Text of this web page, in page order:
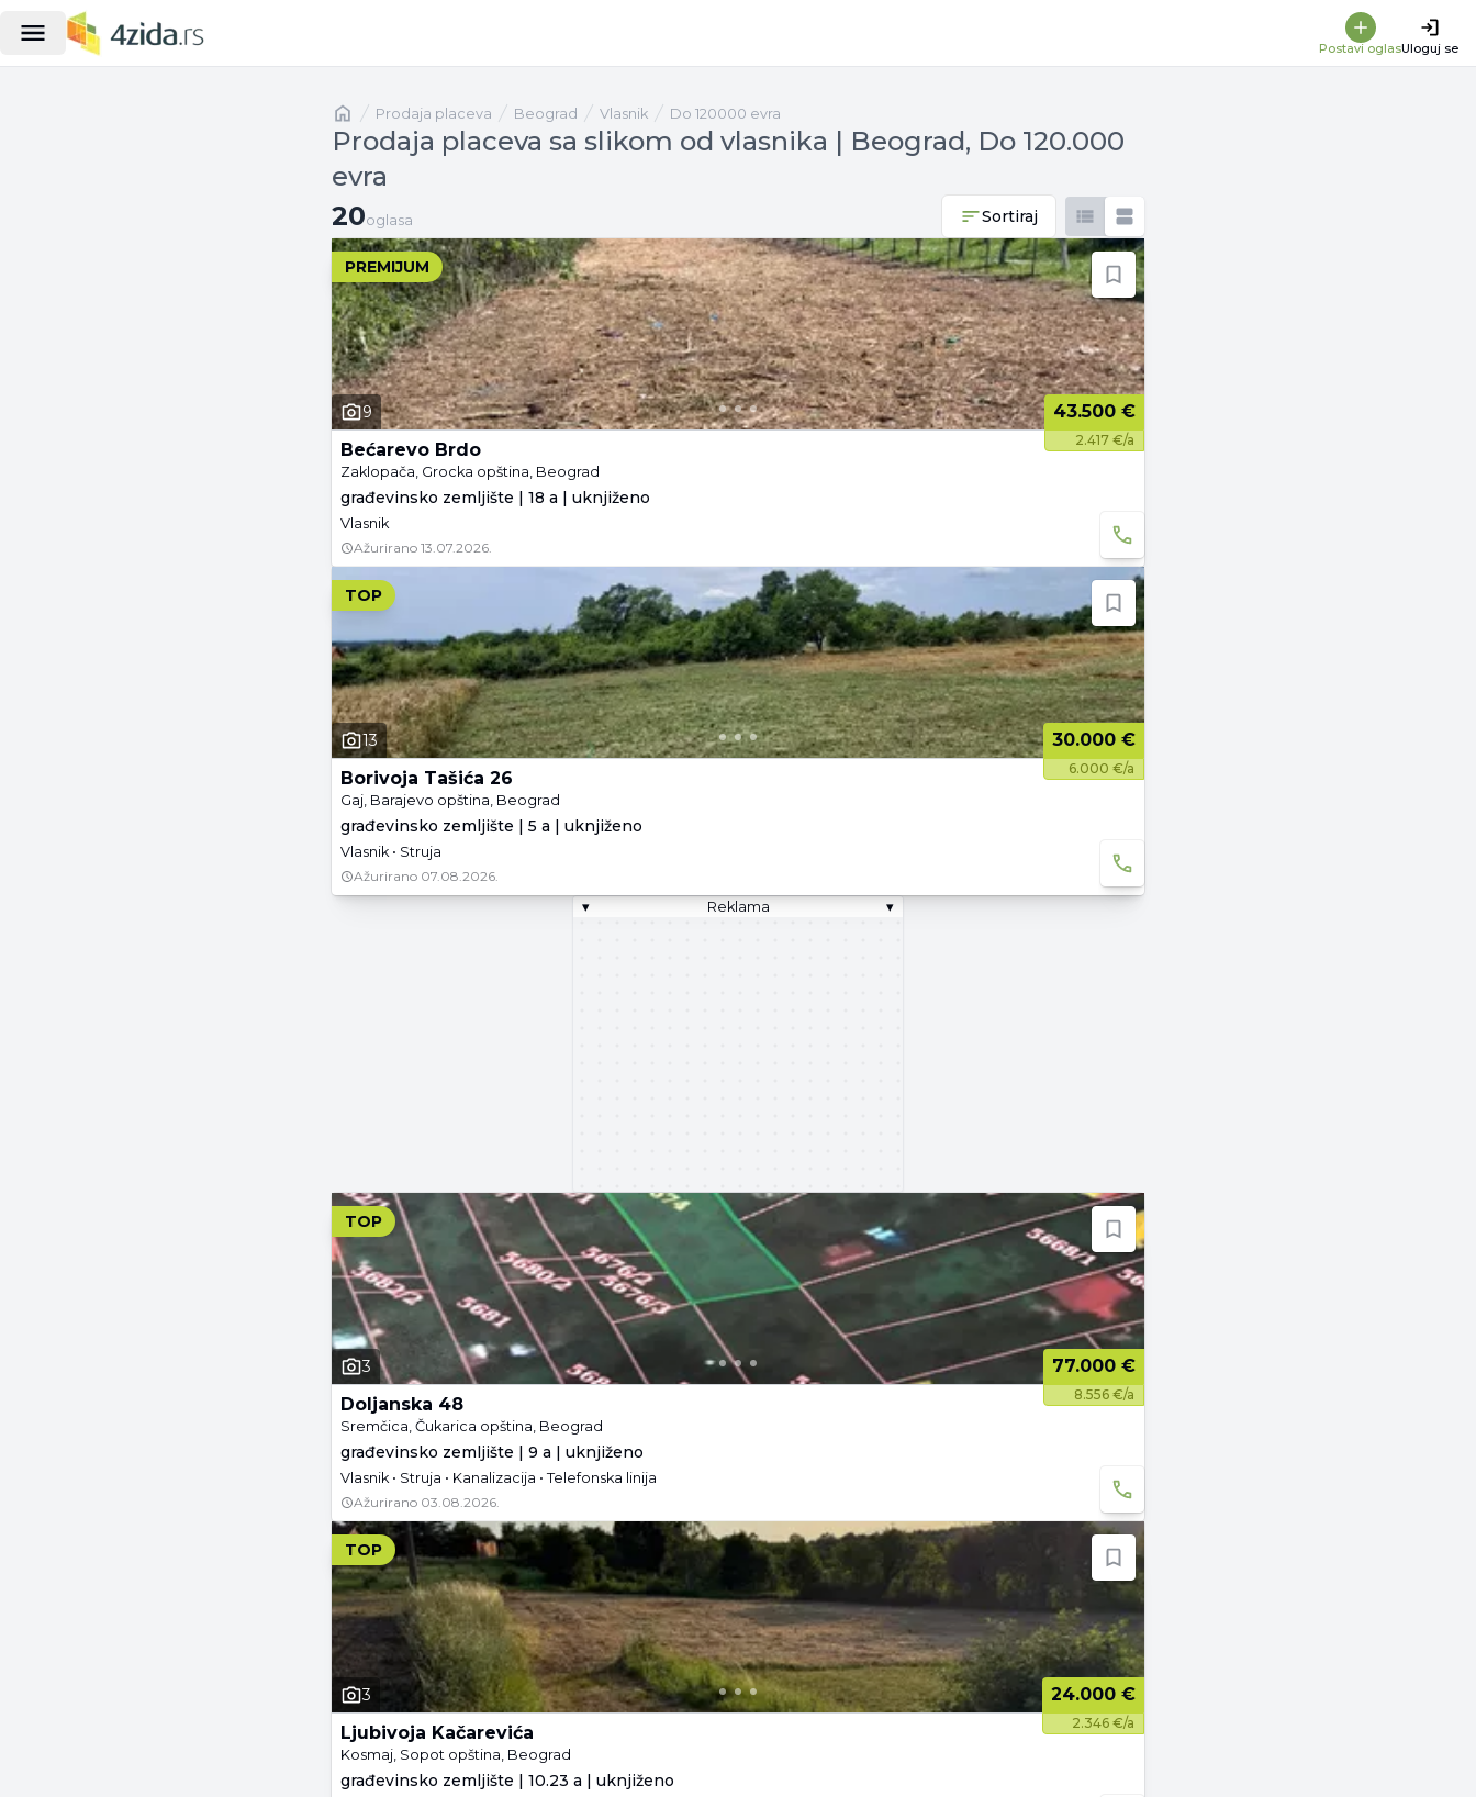
Postavi oglasUloguj se
Naslovnaprodaja placeva Beograd vlasnik Do 120000 evra
Prodaja placeva sa slikom od vlasnika | Beograd, Do 120.000
evra
20 oglasa
20oglasa Sortiraj
PREMIJUM
9 43.500 €
2.417 €/a
Bećarevo Brdo
Zaklopača, Grocka opština, Beograd
građevinsko zemljište | 18 a | uknjiženo
Vlasnik
Ažurirano 13.07.2026.
TOP
13 30.000 €
6.000 €/a
Borivoja Tašića 26
Gaj, Barajevo opština, Beograd
građevinsko zemljište | 5 a | uknjiženo
Vlasnik • Struja
Ažurirano 07.08.2026.
▾
Reklama ▾
TOP
3 77.000 €
8.556 €/a
Doljanska 48
Sremčica, Čukarica opština, Beograd
građevinsko zemljište | 9 a | uknjiženo
Vlasnik • Struja • Kanalizacija • Telefonska linija
Ažurirano 03.08.2026.
TOP
3 24.000 €
2.346 €/a
Ljubivoja Kačarevića
Kosmaj, Sopot opština, Beograd
građevinsko zemljište | 10.23 a | uknjiženo